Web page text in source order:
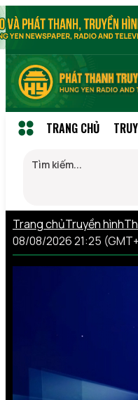
TRANG CHỦ
Trang chủTruyền hình
08/08/2026 21:25